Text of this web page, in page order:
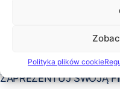
Polityka plików cookie
lub wystawienie
dostęp do
ZAPREZENTUJ SWOJĄ